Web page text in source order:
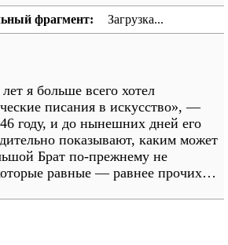
фрагмент: Загрузка...
я больше всего хотел
писания в искусство», —
году, и до нынешних дней его
показывают, каким может
Брат по-прежнему не
равные — равнее прочих…